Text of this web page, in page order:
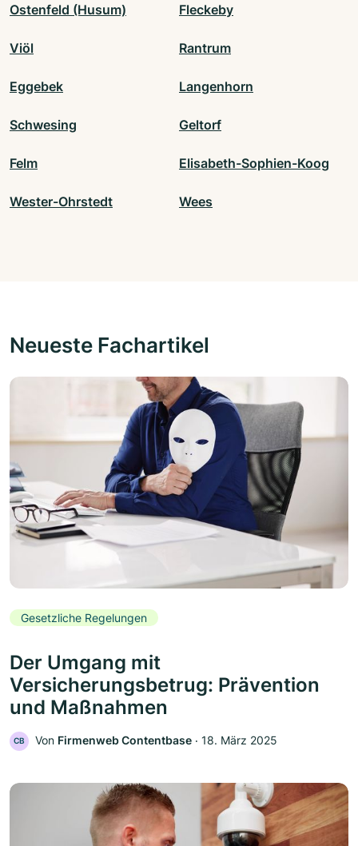
Ostenfeld (Husum) Fleckeby
Viöl Rantrum
Eggebek Langenhorn
Schwesing Geltorf
Felm Elisabeth-Sophien-Koog
Wester-Ohrstedt Wees
Neueste Fachartikel
Gesetzliche Regelungen
Der Umgang mit
Versicherungsbetrug: Prävention
und Maßnahmen
CB Von Firmenweb Contentbase ‧ 18. März 2025